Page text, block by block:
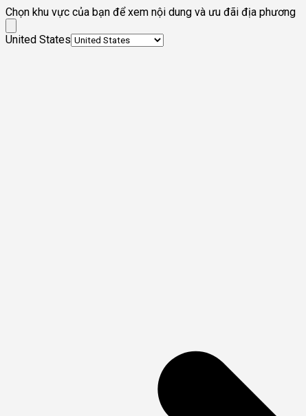
Chọn khu vực của bạn để xem nội dung và ưu đãi địa phương
United States